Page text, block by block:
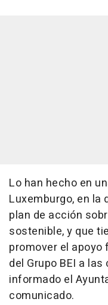
Lo han hecho en
Luxemburgo, en la
plan de acción
sostenible, y que
promover el
del Grupo BEI a
informado el
comunicado.